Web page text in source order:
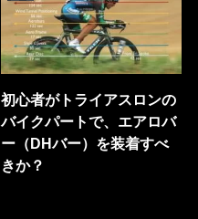
初心者がトライアスロンの
バイクパートで、エアロバ
ー（DHバー）を装着すべ
きか？